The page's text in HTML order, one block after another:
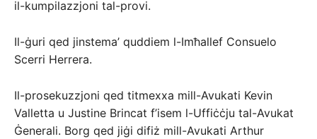
il-kumpilazzjoni tal-provi.
Il-ġuri qed jinstema’ quddiem l-Imħallef Consuelo
Scerri Herrera.
Il-prosekuzzjoni qed titmexxa mill-Avukati Kevin
Valletta u Justine Brincat f’isem l-Uffiċċju tal-Avukat
Ġenerali. Borg qed jiġi difiż mill-Avukati Arthur